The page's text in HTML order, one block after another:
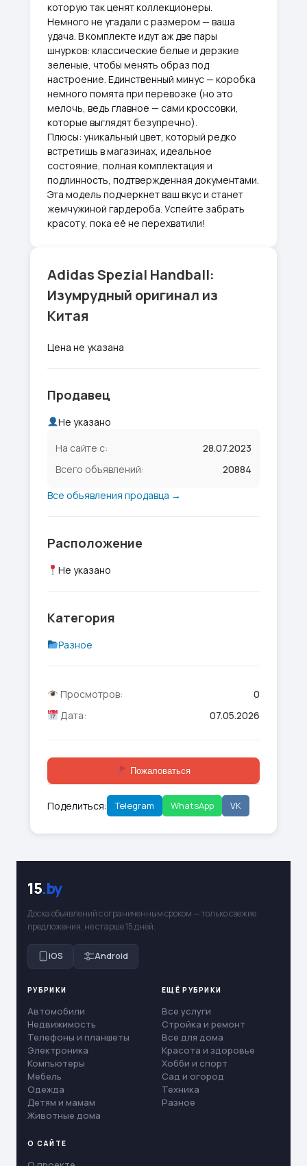
которую так ценят коллекционеры.
Немного не угадали с размером — ваша
удача. В комплекте идут аж две пары
шнурков: классические белые и дерзкие
зеленые, чтобы менять образ под
настроение. Единственный минус — коробка
немного помята при перевозке (но это
мелочь, ведь главное — сами кроссовки,
которые выглядят безупречно).
Плюсы: уникальный цвет, который редко
встретишь в магазинах, идеальное
состояние, полная комплектация и
подлинность, подтвержденная документами.
Эта модель подчеркнет ваш вкус и станет
жемчужиной гардероба. Успейте забрать
красоту, пока её не перехватили!
Adidas Spezial Handball:
Изумрудный оригинал из
Китая
Цена не указана
Продавец
Не указано
На сайте с:
28.07.2023
Всего объявлений:
20884
Все объявления продавца →
Расположение
Не указано
Категория
Разное
Просмотров:
0
Дата:
07.05.2026
Пожаловаться
Поделиться: Telegram WhatsApp VK
15.by
Доска объявлений с ограниченным сроком — только свежие
предложения, не старше 15 дней.
iOS Android
РУБРИКИ
Автомобили
Недвижимость
Телефоны и планшеты
Электроника
Компьютеры
Мебель
Одежда
Детям и мамам
Животные дома
ЕЩЁ РУБРИКИ
Все услуги
Стройка и ремонт
Все для дома
Красота и здоровье
Хобби и спорт
Сад и огород
Техника
Разное
О САЙТЕ